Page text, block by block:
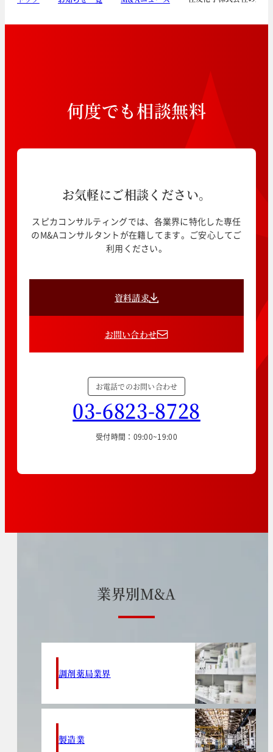
何度でも相談無料
お気軽にご相談ください。
スピカコンサルティングでは、各業界に特化した専任
のM&Aコンサルタントが在籍してます。ご安心してご
利用ください。
資料請求
お問い合わせ
お電話でのお問い合わせ
03-6823-8728
受付時間：09:00~19:00
業界別M&A
調剤薬局業界
製造業